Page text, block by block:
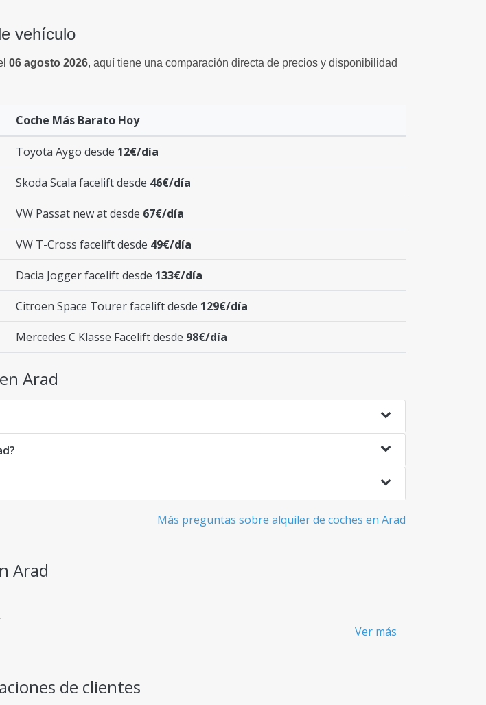
vehículo
06 agosto 2026, aquí tiene una comparación directa de precios y disponibilidad
Coche Más Barato Hoy
Toyota Aygo desde 12€/día
Skoda Scala facelift desde 46€/día
VW Passat new at desde 67€/día
VW T-Cross facelift desde 49€/día
Dacia Jogger facelift desde 133€/día
Citroen Space Tourer facelift desde 129€/día
Mercedes C Klasse Facelift desde 98€/día
Arad
Más preguntas sobre alquiler de coches en Arad
Arad
Ver más
de clientes